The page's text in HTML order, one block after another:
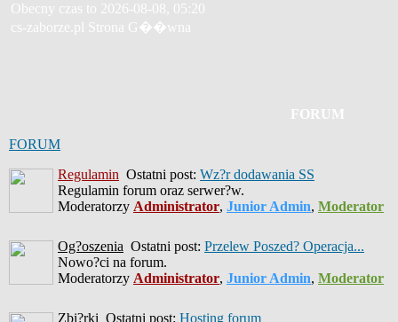
Obecny czas to 2026-08-08, 05:20
cs-zaborze.pl Strona G��wna
FORUM
FORUM
Regulamin Ostatni post: Wz?r dodawania SS
Regulamin forum oraz serwer?w.
Moderatorzy Administrator, Junior Admin, Moderator
Og?oszenia Ostatni post: Przelew Poszed? Operacja...
Nowo?ci na forum.
Moderatorzy Administrator, Junior Admin, Moderator
Zbi?rki Ostatni post: Hosting forum